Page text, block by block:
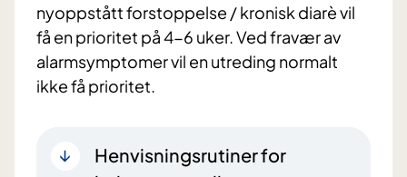
nyoppstått forstoppelse / kronisk diarè vil
få en prioritet på 4-6 uker. Ved fravær av
alarmsymptomer vil en utreding normalt
ikke få prioritet.
Henvisningsrutiner for